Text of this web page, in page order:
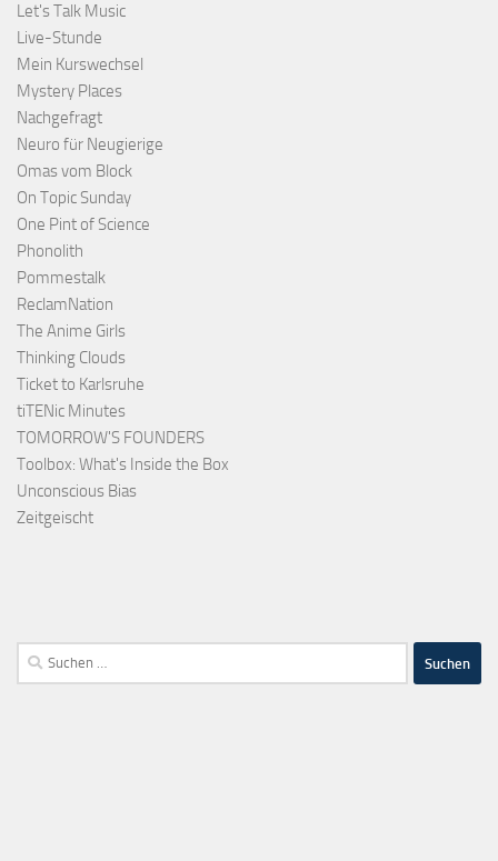
Let's Talk Music
Live-Stunde
Mein Kurswechsel
Mystery Places
Nachgefragt
Neuro für Neugierige
Omas vom Block
On Topic Sunday
One Pint of Science
Phonolith
Pommestalk
ReclamNation
The Anime Girls
Thinking Clouds
Ticket to Karlsruhe
tiTENic Minutes
TOMORROW'S FOUNDERS
Toolbox: What's Inside the Box
Unconscious Bias
Zeitgeischt